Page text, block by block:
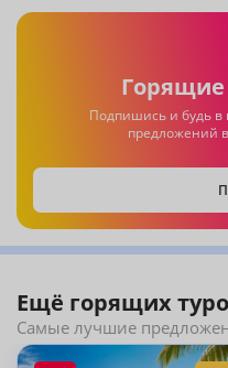
Горящие
Подпишись и будь в
предложений
Ещё горящих
Самые лучшие